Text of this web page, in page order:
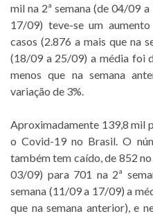
mil na 2ª semana (de 04/09
17/09) teve-se um
casos (2.876 a mais que na
(18/09 a 25/09) a média foi
menos que na semana
variação de 3%.
Aproximadamente 139,8 mil
o Covid-19 no Brasil. O
também tem caído, de 852
03/09) para 701 na 2ª
semana (11/09 a 17/09) a
que na semana anterior), e